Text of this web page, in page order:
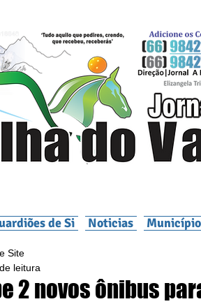
de Si Noticias
2 novos ônibus
Site
leitura